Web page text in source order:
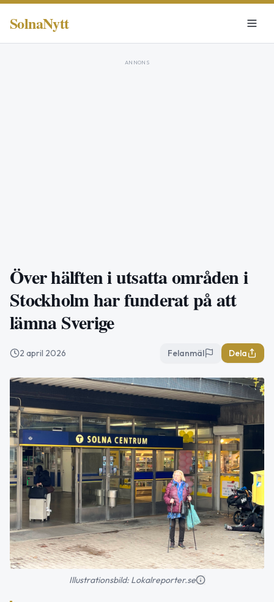
SolnaNytt
ANNONS
Över hälften i utsatta områden i
Stockholm har funderat på att
lämna Sverige
2 april 2026 Felanmäl Dela
Illustrationsbild: Lokalreporter.se